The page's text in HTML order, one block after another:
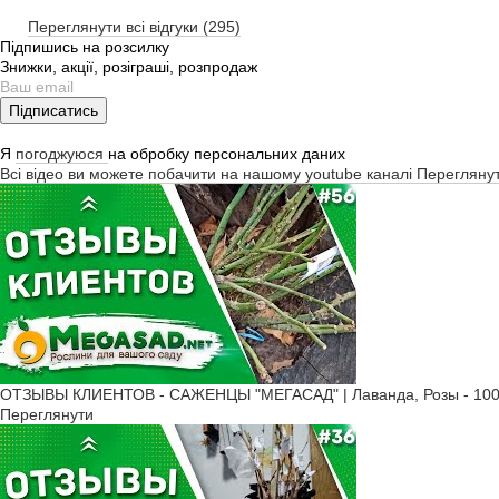
Переглянути всі відгуки (295)
Підпишись на розсилку
Знижки, акції, розіграші, розпродаж
Підписатись
Я погоджуюся на обробку персональних даних
Всі відео ви можете побачити на нашому youtube каналі
ОТЗЫВЫ КЛИЕНТОВ - САЖЕНЦЫ "МЕГАСАД" | Лаванда, Розы -
Переглянути